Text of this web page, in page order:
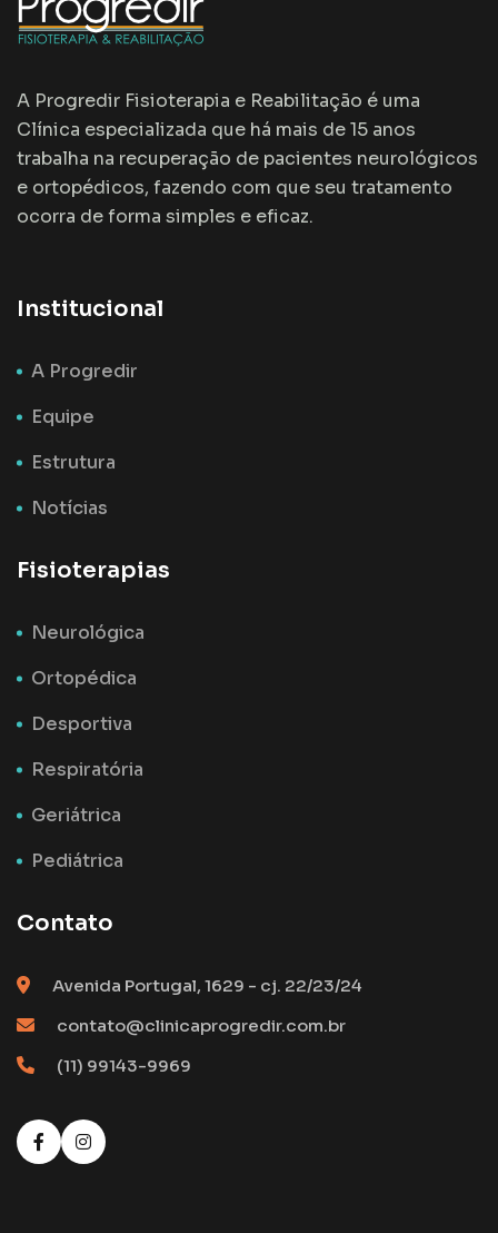
A Progredir Fisioterapia e Reabilitação é uma
Clínica especializada que há mais de 15 anos
trabalha na recuperação de pacientes neurológicos
e ortopédicos, fazendo com que seu tratamento
ocorra de forma simples e eficaz.
Institucional
A Progredir
Equipe
Estrutura
Notícias
Fisioterapias
Neurológica
Ortopédica
Desportiva
Respiratória
Geriátrica
Pediátrica
Contato
Avenida Portugal, 1629 - cj. 22/23/24
contato@clinicaprogredir.com.br
(11) 99143-9969